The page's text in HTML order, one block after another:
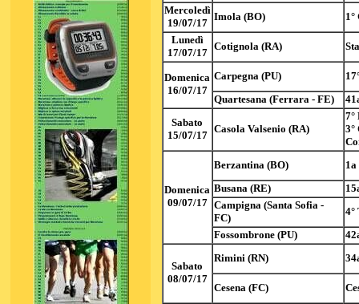
Mercoledì
19/07/17
Imola (BO)
Lunedì
17/07/17
Cotignola (RA)
Domenica
16/07/17
Carpegna (PU)
Quartesana (Ferrara - FE)
Sabato
15/07/17
Casola Valsenio (RA)
3°
Domenica
09/07/17
Berzantina (BO)
Busana (RE)
Campigna (Santa Sofia -
FC)
4°
Fossombrone (PU)
Sabato
08/07/17
Rimini (RN)
Cesena (FC)